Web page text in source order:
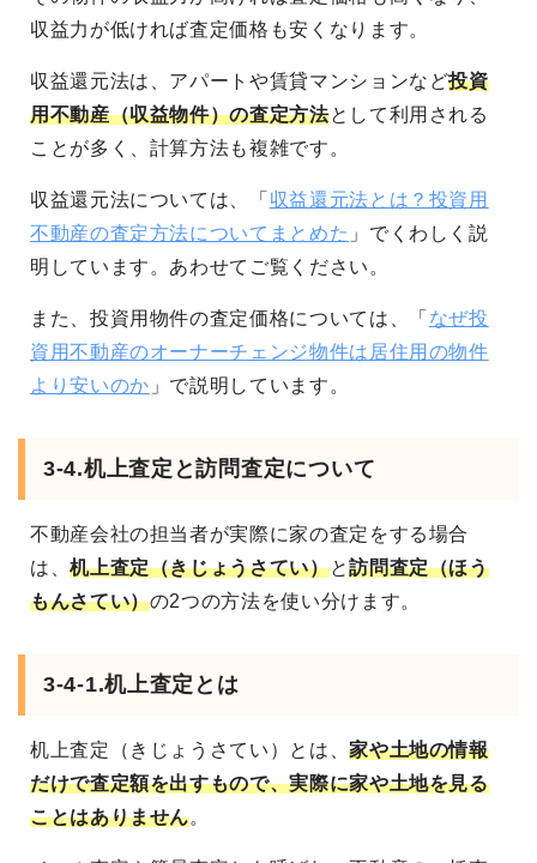
収益力が低ければ査定価格も安くなります。
収益還元法は、アパートや賃貸マンションなど投資
用不動産（収益物件）の査定方法として利用される
ことが多く、計算方法も複雑です。
収益還元法については、「 収益還元法とは？投資用
不動産の査定方法についてまとめた 」でくわしく説
明しています。あわせてご覧ください。
また、投資用物件の査定価格については、「 なぜ投
資用不動産のオーナーチェンジ物件は居住用の物件
より安いのか 」で説明しています。
3-4.机上査定と訪問査定について
不動産会社の担当者が実際に家の査定をする場合
は、机上査定（きじょうさてい）と訪問査定（ほう
もんさてい）の2つの方法を使い分けます。
3-4-1.机上査定とは
机上査定（きじょうさてい）とは、家や土地の情報
だけで査定額を出すもので、実際に家や土地を見る
ことはありません。